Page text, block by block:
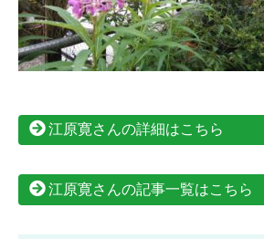
江原寛さんの詳細はこちら
江原寛さんの記事一覧はこちら